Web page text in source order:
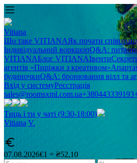
Vitiana
Що таке VITIANAЯк почати
Індивідуальний воркшопQ&A:
VITIANAБлог VITIANAІвенти
агентів «Пиріжки з креативом»
будиночкиQ&A: бронювання вілл та
Вхід у системуРеєстрація
sales@roomsxml.com.ua+380443339193
Тиць і ти у чаті (9:30-18:00)
Vitiana V.
07.08.2026€1 = ₴52,10